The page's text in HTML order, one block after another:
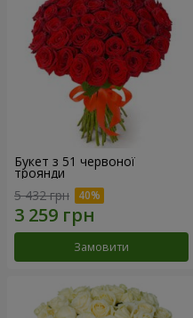
Букет з 51 червоної
троянди
5 432 грн
Замовити